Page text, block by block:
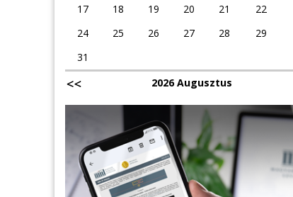
17
18 19 20 21 22
24
25 26 27 28 29
31
2026 Augusztus